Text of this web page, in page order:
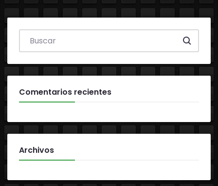
Search everything...
Comentarios recientes
Archivos